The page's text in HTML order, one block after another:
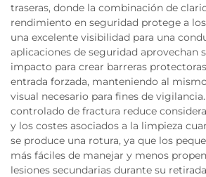
traseras, donde la combinación de
rendimiento en seguridad protege a
una excelente visibilidad para una
aplicaciones de seguridad aprovechan
impacto para crear barreras
entrada forzada, manteniendo al
visual necesario para fines de
controlado de fractura reduce
y los costes asociados a la limpieza
se produce una rotura, ya que los
más fáciles de manejar y menos
lesiones secundarias durante su